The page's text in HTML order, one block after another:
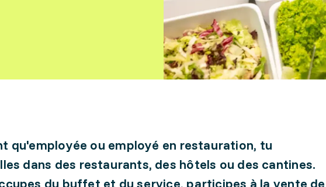
qu'employée ou employé en restauration, tu
dans des restaurants, des hôtels ou des cantines.
du buffet et du service, participes à la vente de